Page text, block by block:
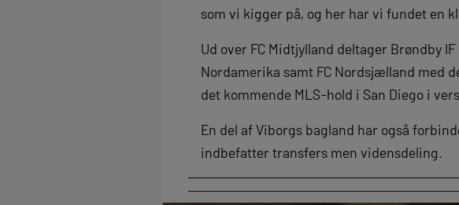
som vi kigger på, og her har vi fundet en
Ud over FC Midtjylland deltager Brøndby
Nordamerika samt FC Nordsjælland med
det kommende MLS-hold i San Diego i
En del af Viborgs bagland har også
indbefatter transfers men vidensdeling.